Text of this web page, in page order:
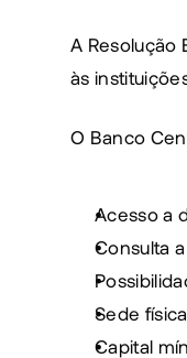
A Resolução
às
O Banco
Acesso a
Consulta
Sede
Capital